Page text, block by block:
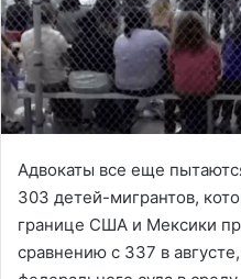
Адвокаты все еще
303 детей-мигрантов,
границе США и Мексики
сравнению с 337 в